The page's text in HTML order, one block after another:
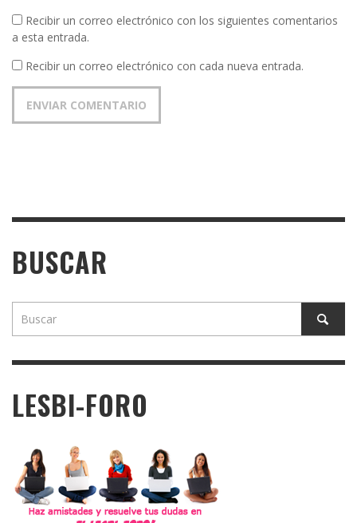
Recibir un correo electrónico con los siguientes comentarios
a esta entrada.
Recibir un correo electrónico con cada nueva entrada.
BUSCAR
LESBI-FORO